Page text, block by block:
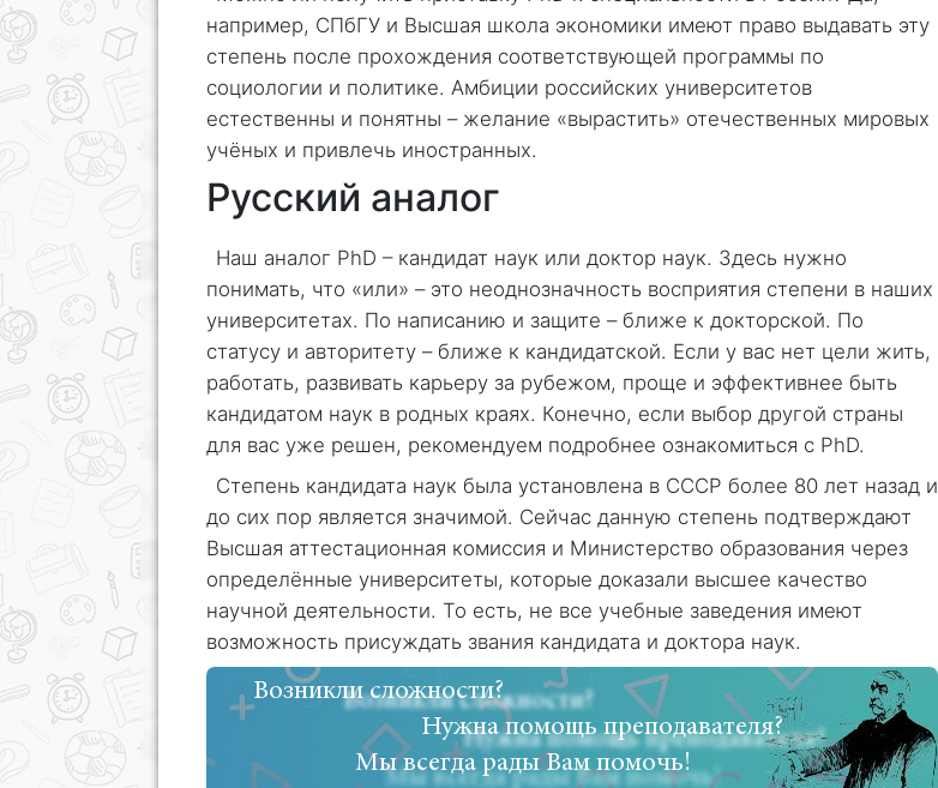
например, СПбГУ и Высшая школа экономики имеют право выдавать эту
степень после прохождения соответствующей программы по
социологии и политике. Амбиции российских университетов
естественны и понятны – желание «вырастить» отечественных мировых
учёных и привлечь иностранных.
Русский аналог
Наш аналог PhD – кандидат наук или доктор наук. Здесь нужно
понимать, что «или» – это неоднозначность восприятия степени в наших
университетах. По написанию и защите – ближе к докторской. По
статусу и авторитету – ближе к кандидатской. Если у вас нет цели жить,
работать, развивать карьеру за рубежом, проще и эффективнее быть
кандидатом наук в родных краях. Конечно, если выбор другой страны
для вас уже решен, рекомендуем подробнее ознакомиться с PhD.
Степень кандидата наук была установлена в СССР более 80 лет назад и
до сих пор является значимой. Сейчас данную степень подтверждают
Высшая аттестационная комиссия и Министерство образования через
определённые университеты, которые доказали высшее качество
научной деятельности. То есть, не все учебные заведения имеют
возможность присуждать звания кандидата и доктора наук.
Возникли сложности?
Нужна помощь преподавателя?
Мы всегда рады Вам помочь!